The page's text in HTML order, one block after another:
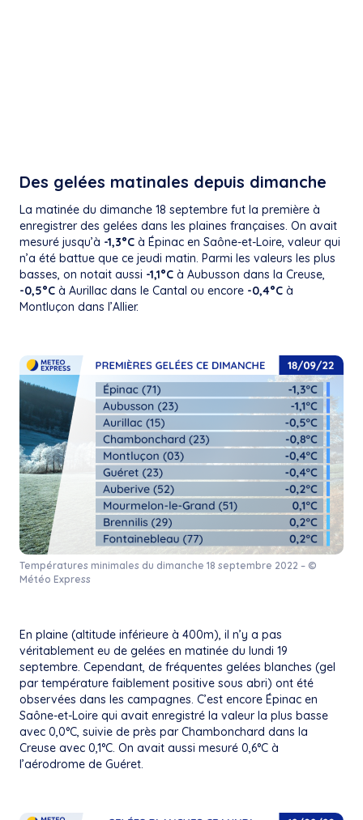
Des gelées matinales depuis dimanche
La matinée du dimanche 18 septembre fut la première à
enregistrer des gelées dans les plaines françaises. On avait
mesuré jusqu’à -1,3°C à Épinac en Saône-et-Loire, valeur qui
n’a été battue que ce jeudi matin. Parmi les valeurs les plus
basses, on notait aussi -1,1°C à Aubusson dans la Creuse,
-0,5°C à Aurillac dans le Cantal ou encore -0,4°C à
Montluçon dans l’Allier.
Températures minimales du dimanche 18 septembre 2022 – ©
Météo Express
En plaine (altitude inférieure à 400m), il n’y a pas
véritablement eu de gelées en matinée du lundi 19
septembre. Cependant, de fréquentes gelées blanches (gel
par température faiblement positive sous abri) ont été
observées dans les campagnes. C’est encore Épinac en
Saône-et-Loire qui avait enregistré la valeur la plus basse
avec 0,0°C, suivie de près par Chambonchard dans la
Creuse avec 0,1°C. On avait aussi mesuré 0,6°C à
l’aérodrome de Guéret.